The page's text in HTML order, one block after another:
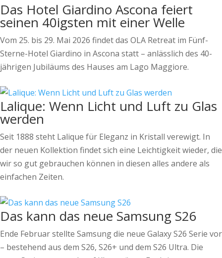
Das Hotel Giardino Ascona feiert
seinen 40igsten mit einer Welle
Vom 25. bis 29. Mai 2026 findet das OLA Retreat im Fünf-
Sterne-Hotel Giardino in Ascona statt – anlässlich des 40-
jährigen Jubiläums des Hauses am Lago Maggiore.
Lalique: Wenn Licht und Luft zu Glas
werden
Seit 1888 steht Lalique für Eleganz in Kristall verewigt. In
der neuen Kollektion findet sich eine Leichtigkeit wieder, die
wir so gut gebrauchen können in diesen alles andere als
einfachen Zeiten.
Das kann das neue Samsung S26
Ende Februar stellte Samsung die neue Galaxy S26 Serie vor
– bestehend aus dem S26, S26+ und dem S26 Ultra. Die